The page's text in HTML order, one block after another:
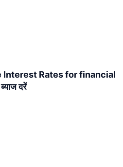
Interest Rates for financial
दरें